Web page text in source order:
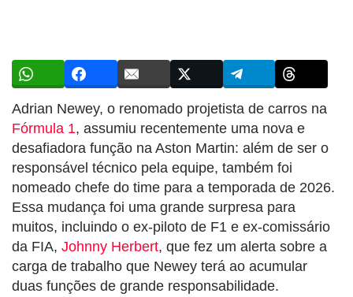
Adrian Newey, o renomado projetista de carros na
Fórmula 1, assumiu recentemente uma nova e
desafiadora função na Aston Martin: além de ser o
responsável técnico pela equipe, também foi
nomeado chefe do time para a temporada de 2026.
Essa mudança foi uma grande surpresa para
muitos, incluindo o ex-piloto de F1 e ex-comissário
da FIA, Johnny Herbert, que fez um alerta sobre a
carga de trabalho que Newey terá ao acumular
duas funções de grande responsabilidade.